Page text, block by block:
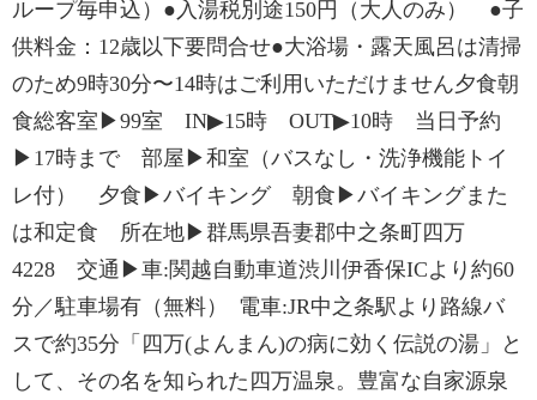
ループ毎申込）●入湯税別途150円（大人のみ） ●子
供料金：12歳以下要問合せ●大浴場・露天風呂は清掃
のため9時30分〜14時はご利用いただけません夕食朝
食総客室▶99室 IN▶15時 OUT▶10時 当日予約
▶17時まで 部屋▶和室（バスなし・洗浄機能トイ
レ付） 夕食▶バイキング 朝食▶バイキングまた
は和定食 所在地▶群馬県吾妻郡中之条町四万
4228 交通▶車:関越自動車道渋川伊香保ICより約60
分／駐車場有（無料） 電車:JR中之条駅より路線バ
スで約35分「四万(よんまん)の病に効く伝説の湯」と
して、その名を知られた四万温泉。豊富な自家源泉